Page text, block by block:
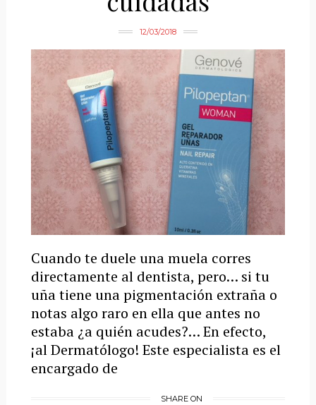
12/03/2018
Cuando te duele una muela corres
directamente al dentista, pero… si tu
uña tiene una pigmentación extraña o
notas algo raro en ella que antes no
estaba ¿a quién acudes?… En efecto,
¡al Dermatólogo! Este especialista es el
encargado de
SHARE ON